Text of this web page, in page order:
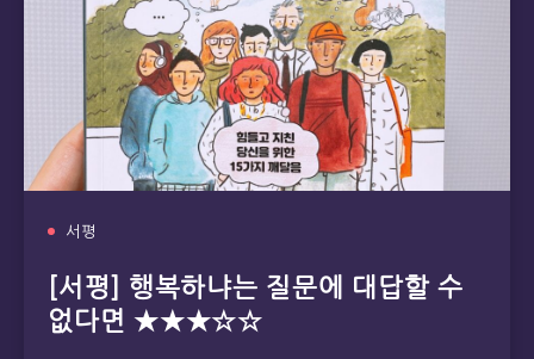
서평
[서평] 행복하냐는 질문에 대답할 수
없다면 ★★★☆☆